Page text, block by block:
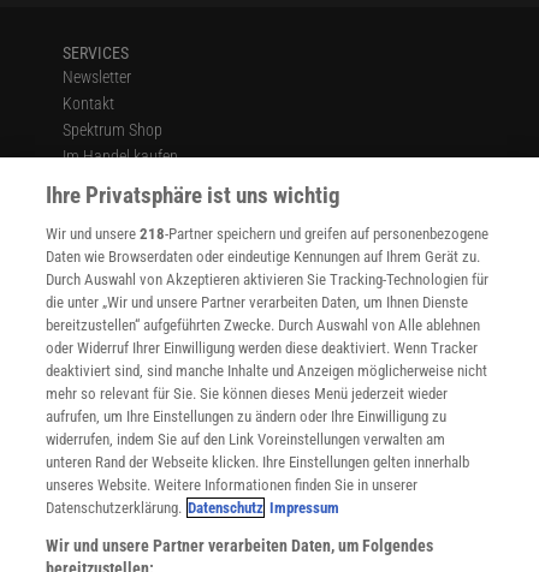
SERVICES
Newsletter
Kontakt
Spektrum Shop
Im Handel kaufen
Presse
Verträge kündigen
Widerruf
INFO
Mediadaten
Datenschutz
Nutzungsbedingungen
Cookie-Einstellungen
Utiq verwalten
Nutzungsbasierte Onlinewerbung
Alle Artikel
Impressum
Angebote für Schulen
Ihre Privatsphäre ist uns wichtig
Wir und unsere218-Partner speichern und greifen auf personenbezogene
Daten wie Browserdaten oder eindeutige Kennungen auf Ihrem Gerät zu.
Durch Auswahl von Akzeptieren aktivieren Sie Tracking-Technologien für
die unter „Wir und unsere Partner verarbeiten Daten, um Ihnen Dienste
bereitzustellen“ aufgeführten Zwecke. Durch Auswahl von Alle ablehnen
oder Widerruf Ihrer Einwilligung werden diese deaktiviert. Wenn Tracker
deaktiviert sind, sind manche Inhalte und Anzeigen möglicherweise nicht
mehr so relevant für Sie. Sie können dieses Menü jederzeit wieder
aufrufen, um Ihre Einstellungen zu ändern oder Ihre Einwilligung zu
widerrufen, indem Sie auf den Link Voreinstellungen verwalten am
unteren Rand der Webseite klicken. Ihre Einstellungen gelten innerhalb
unseres Website. Weitere Informationen finden Sie in unserer
Datenschutzerklärung. Datenschutz Impressum
Wir und unsere Partner verarbeiten Daten, um Folgendes